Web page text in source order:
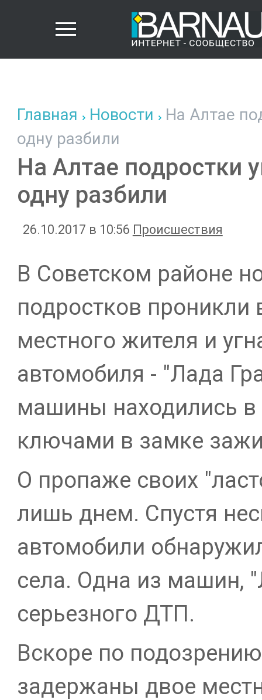
Главная Новости На Алтае
одну разбили
На Алтае подростки
одну разбили
26.10.2017 в 10:56 Происшествия
В Советском районе
подростков проникли
местного жителя и
автомобиля - "Лада
машины находились
ключами в замке
О пропаже своих
лишь днем. Спустя
автомобили
села. Одна из машин,
серьезного ДТП.
Вскоре по
задержаны двое